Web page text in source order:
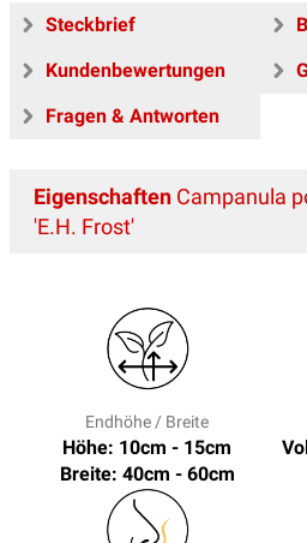
Steckbrief
Kundenbewertungen
Fragen & Antworten
Eigenschaften Campanula
'E.H. Frost'
Endhöhe / Breite
Höhe: 10cm - 15cm
Breite: 40cm - 60cm